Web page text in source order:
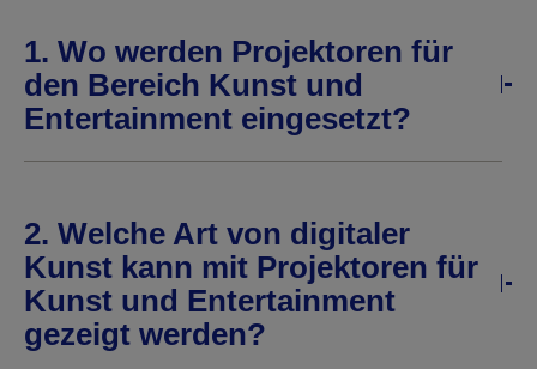
1. Wo werden Projektoren für
den Bereich Kunst und
Entertainment eingesetzt?
2. Welche Art von digitaler
Kunst kann mit Projektoren für
Kunst und Entertainment
gezeigt werden?